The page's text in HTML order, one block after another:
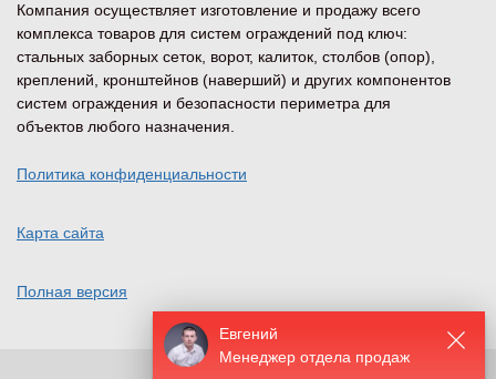
Евгений
Менеджер отдела продаж
Компания осуществляет изготовление и продажу всего
комплекса товаров для систем ограждений под ключ:
стальных заборных сеток, ворот, калиток, столбов (опор),
креплений, кронштейнов (наверший) и других компонентов
систем ограждения и безопасности периметра для
объектов любого назначения.
Политика конфиденциальности
Карта сайта
Полная версия